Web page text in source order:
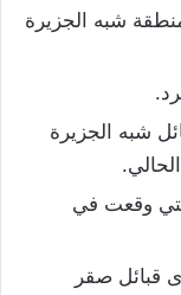
شبه الجزيرة
شبه الجزيرة
وقعت في
قبائل صقر